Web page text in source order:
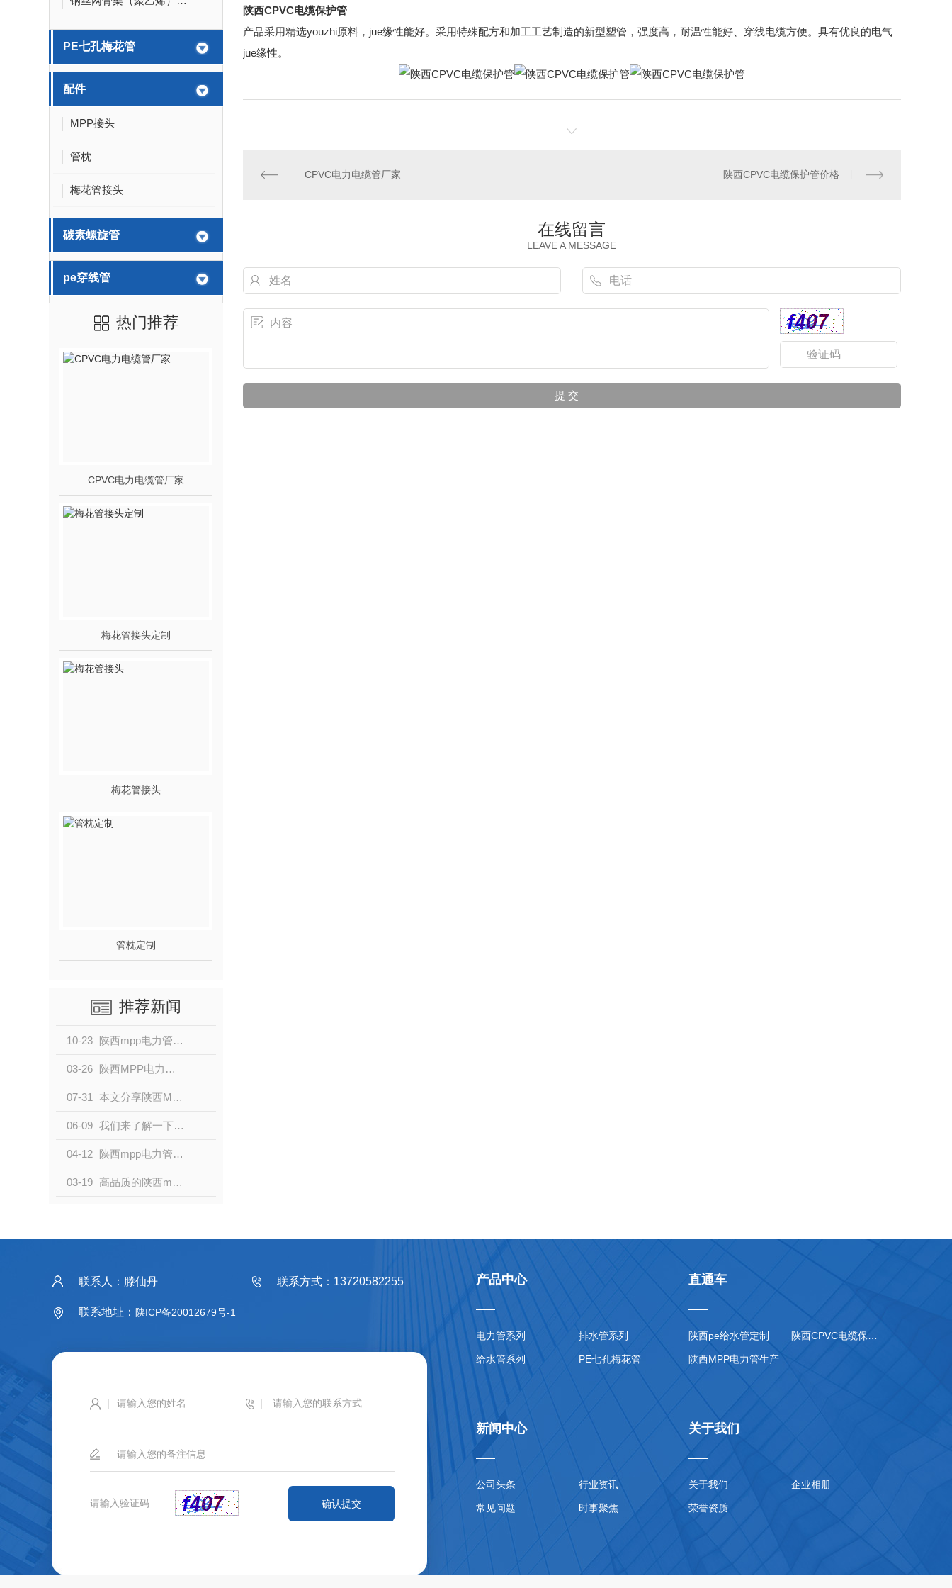
PE七孔梅花管
配件
MPP接头
管枕
梅花管接头
碳素螺旋管
pe穿线管
热门推荐
CPVC电力电缆管厂家
梅花管接头定制
梅花管接头
管枕定制
推荐新闻
10-23 陕西mpp电力管和pe穿线管的区别有哪些？
03-26 陕西MPP电力管性能及优点干货来了！
07-31 本文分享陕西MPP电力波纹管的优点有哪些？
06-09 我们来了解一下陕西mpp电力管的优点都有什么呢？一起来看看吧。
04-12 陕西mpp电力管的生产工艺有哪些？
03-19 高品质的陕西mpp电力管的特点都有哪些？
陕西CPVC电缆保护管
产品采用精选youzhi原料，jue缘性能好。采用特殊配方和加工工艺制造的新型塑管，强度高，耐温性能好、穿线电缆方便。具有优良的电气
jue缘性。
CPVC电力电缆管厂家 陕西CPVC电缆保护管价格
在线留言
LEAVE A MESSAGE
联系人：滕仙丹 联系方式：13720582255
联系地址： 陕ICP备20012679号-1
确认提交
产品中心
电力管系列 排水管系列
给水管系列 PE七孔梅花管
直通车
陕西pe给水管定制
陕西MPP电力管生产
新闻中心
公司头条 行业资讯
常见问题 时事聚焦
关于我们
关于我们 企业相册
荣誉资质